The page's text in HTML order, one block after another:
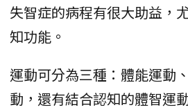
失智症的病程有很大助益，
知功能。
運動可分為三種：體能運動
動，還有結合認知的體智運